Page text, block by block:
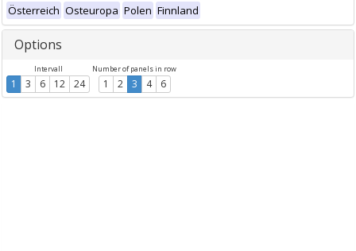
Österreich Osteuropa Polen Finnland
Options
Intervall
1 3 6 12 24
Number of panels in row
1 2 3 4 6